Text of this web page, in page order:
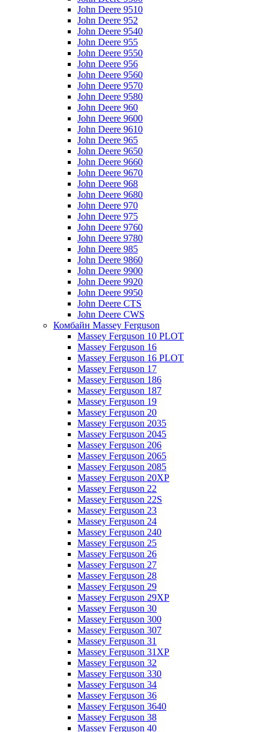
John Deere 9510
John Deere 952
John Deere 9540
John Deere 955
John Deere 9550
John Deere 956
John Deere 9560
John Deere 9570
John Deere 9580
John Deere 960
John Deere 9600
John Deere 9610
John Deere 965
John Deere 9650
John Deere 9660
John Deere 9670
John Deere 968
John Deere 9680
John Deere 970
John Deere 975
John Deere 9760
John Deere 9780
John Deere 985
John Deere 9860
John Deere 9900
John Deere 9920
John Deere 9950
John Deere CTS
John Deere CWS
Комбайн Massey Ferguson
Massey Ferguson 10 PLOT
Massey Ferguson 16
Massey Ferguson 16 PLOT
Massey Ferguson 17
Massey Ferguson 186
Massey Ferguson 187
Massey Ferguson 19
Massey Ferguson 20
Massey Ferguson 2035
Massey Ferguson 2045
Massey Ferguson 206
Massey Ferguson 2065
Massey Ferguson 2085
Massey Ferguson 20XP
Massey Ferguson 22
Massey Ferguson 22S
Massey Ferguson 23
Massey Ferguson 24
Massey Ferguson 240
Massey Ferguson 25
Massey Ferguson 26
Massey Ferguson 27
Massey Ferguson 28
Massey Ferguson 29
Massey Ferguson 29XP
Massey Ferguson 30
Massey Ferguson 300
Massey Ferguson 307
Massey Ferguson 31
Massey Ferguson 31XP
Massey Ferguson 32
Massey Ferguson 330
Massey Ferguson 34
Massey Ferguson 36
Massey Ferguson 3640
Massey Ferguson 38
Massey Ferguson 40